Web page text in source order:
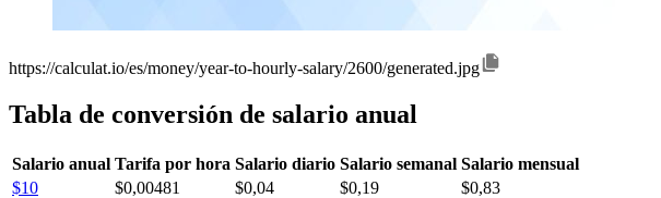
https://calculat.io/es/money/year-to-hourly-salary/2600/generated.jpg
Tabla de conversión de salario anual
Salario anual Tarifa por hora Salario diario Salario semanal Salario mensual
$10
$0,00481 $0,04 $0,19
$0,83